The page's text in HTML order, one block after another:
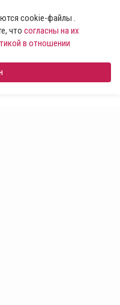
cookie-файлы .
что согласны на их
в отношении